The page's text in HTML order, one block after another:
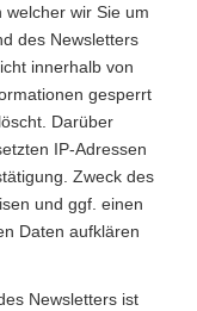
wir Sie um
des Newsletters
innerhalb von
gesperrt
Darüber
IP-Adressen
Zweck des
und ggf. einen
Daten aufklären
Newsletters ist